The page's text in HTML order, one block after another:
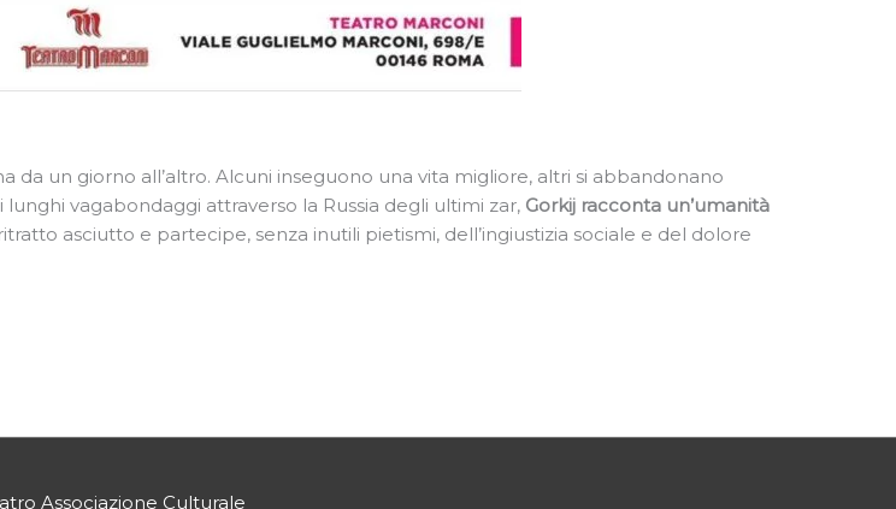
un giorno all’altro. Alcuni inseguono una vita migliore, altri si abbandonano
vagabondaggi attraverso la Russia degli ultimi zar, Gorkij racconta un’umanità
asciutto e partecipe, senza inutili pietismi, dell’ingiustizia sociale e del dolore
Associazione Culturale